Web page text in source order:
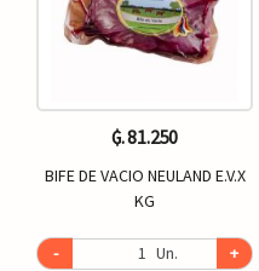
₲. 81.250
BIFE DE VACIO NEULAND E.V.X
KG
- Un. +